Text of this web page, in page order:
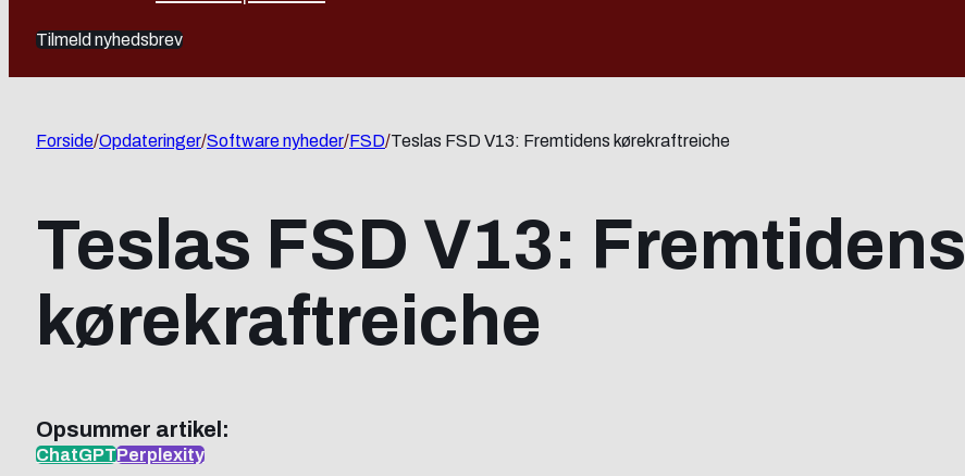
Tilmeld nyhedsbrev
Forside/Opdateringer/Software nyheder/FSD/Teslas FSD V13: Fremtidens kørekraftreiche
Teslas FSD V13: Fremtidens
kørekraftreiche
Opsummer artikel:
ChatGPTPerplexity